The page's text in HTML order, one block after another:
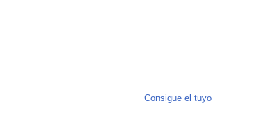
Consigue el tuyo